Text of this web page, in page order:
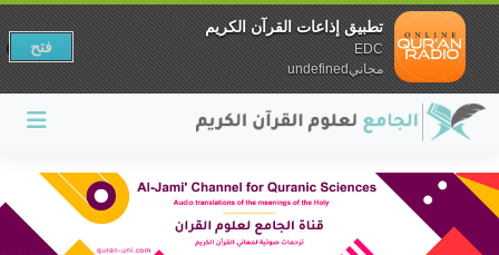
تطبيق إذاعات القرآن الكريم
EDC
مجانيundefined
فتح